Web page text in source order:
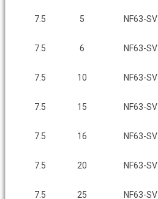
7.5 5 NF63-SV
7.5 6 NF63-SV
7.5 10 NF63-SV
7.5 15 NF63-SV
7.5 16 NF63-SV
7.5 20 NF63-SV
7.5 25 NF63-SV